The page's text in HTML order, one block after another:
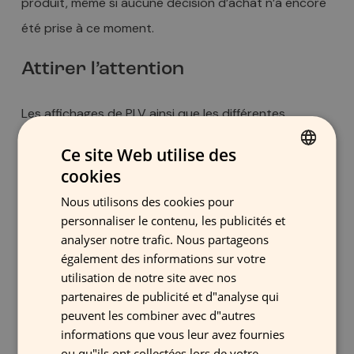
été prise à ce moment.
Attirer l’attention
Les affichages de PLV ainsi que les différentes
techniques marketings qui en découlent concentrent
principalement leurs efforts sur des marques, ou sur
avantages d’un produit. Les messages publicitaires
d’un concurrent peuvent donc passer au second
plan devant une campagne de PLV très efficace.
Celle-ci doit attirer l’attention du consommateur et
être en constante évolution car, après avoir vu le
même affichage pendant quelques semaines, le client
Ce site Web utilise des
cookies
Nous utilisons des cookies pour
personnaliser le contenu, les publicités et
analyser notre trafic. Nous partageons
également des informations sur votre
utilisation de notre site avec nos
partenaires de publicité et d"analyse qui
peuvent les combiner avec d"autres
informations que vous leur avez fournies